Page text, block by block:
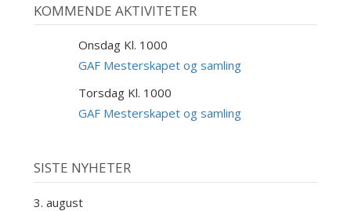
KOMMENDE AKTIVITETER
Onsdag Kl. 1000
GAF Mesterskapet og samling
Torsdag Kl. 1000
GAF Mesterskapet og samling
SISTE NYHETER
3. august